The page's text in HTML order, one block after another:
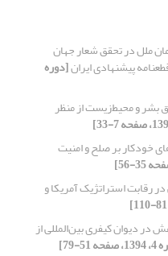
ملل در تحقق شعار جهان
پیشنهادی ایران[دوره
بشر و محیط‌زیست از منظر
خودکار بر صلح و امنیت
رقابت استراتژیک آمریکا و
در دیوان کیفری بین‌المللی از